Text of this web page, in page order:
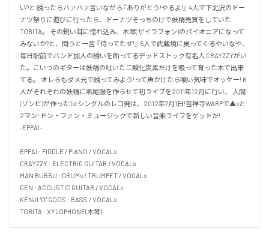
い?と 誘ったらハァハァ言いながら『ありがとう!やるよ!』 4人で下北沢のドー
ナツ祭りに遊びに行ったら、ドーナツそっちのけで妖精売買をしていた
TOBITA。 その鋭い耳に惚れ込み、木琴(ザイラフォン)のパイオニアになって
みないか?と、問うと一言 『待ってたぜ!』 5人で武蔵境に戻ってくるやいなや、
毎日駅前でバンド加入の誘いを断ってるデッドストック有名人 CRAYZZYがい
た。こいつのギターは妖精の吐いた二酸化炭素だけを吸って育った木で出来
てる。 オレらもダメ元で誘ってみよう!って声かけたら喰い気味でオッケー! 6
人がそれぞれの妖精に燕尾服を作らせて初ライブを2011年12月に行い、 人間
(ゾンビ)が作った1stシングルのレコ発は、2012年7月1日!吉祥寺WARPで▲sと
2マン! ドン・ファン・ミュージックで新しい音楽ライフをゲットだ!
-EPPAI-
EPPAI : FIDDLE / PIANO / VOCALs
CRAYZZY : ELECTRIC GUITAR / VOCALs
MAN BUBBU : DRUMs / TRUMPET / VOCALs
GEN : ACOUSTIC GUITAR / VOCALs
KENJI "O" GOOS : BASS / VOCALs
TOBITA : XYLOPHONE(木琴)